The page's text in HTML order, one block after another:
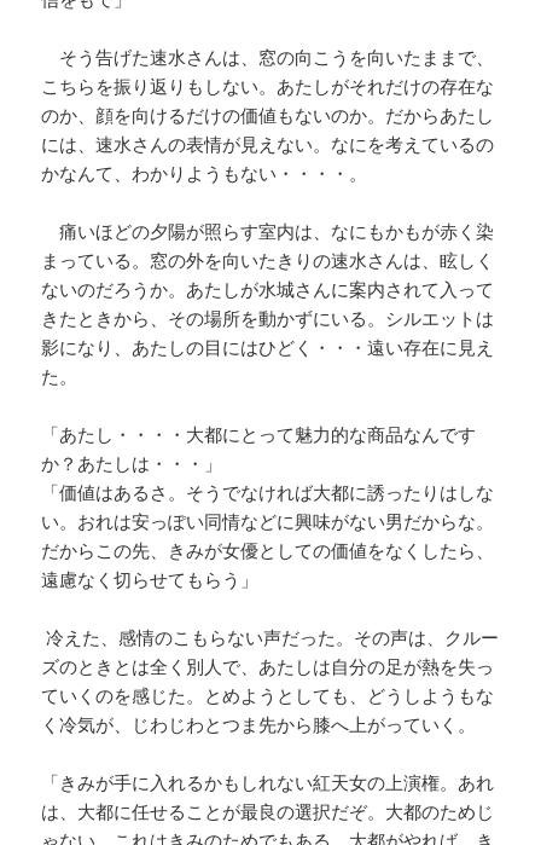
そう告げた速水さんは、窓の向こうを向いたままで、
こちらを振り返りもしない。あたしがそれだけの存在な
のか、顔を向けるだけの価値もないのか。だからあたし
には、速水さんの表情が見えない。なにを考えているの
かなんて、わかりようもない・・・・。
痛いほどの夕陽が照らす室内は、なにもかもが赤く染
まっている。窓の外を向いたきりの速水さんは、眩しく
ないのだろうか。あたしが水城さんに案内されて入って
きたときから、その場所を動かずにいる。シルエットは
影になり、あたしの目にはひどく・・・遠い存在に見え
た。
「あたし・・・・大都にとって魅力的な商品なんです
か？あたしは・・・」
「価値はあるさ。そうでなければ大都に誘ったりはしな
い。おれは安っぽい同情などに興味がない男だからな。
だからこの先、きみが女優としての価値をなくしたら、
遠慮なく切らせてもらう」
冷えた、感情のこもらない声だった。その声は、クルー
ズのときとは全く別人で、あたしは自分の足が熱を失っ
ていくのを感じた。とめようとしても、どうしようもな
く冷気が、じわじわとつま先から膝へ上がっていく。
「きみが手に入れるかもしれない紅天女の上演権。あれ
は、大都に任せることが最良の選択だぞ。大都のためじ